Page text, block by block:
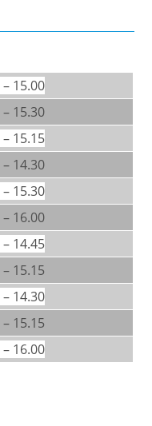
15.00
15.30
15.15
14.30
15.30
16.00
14.45
15.15
14.30
15.15
16.00